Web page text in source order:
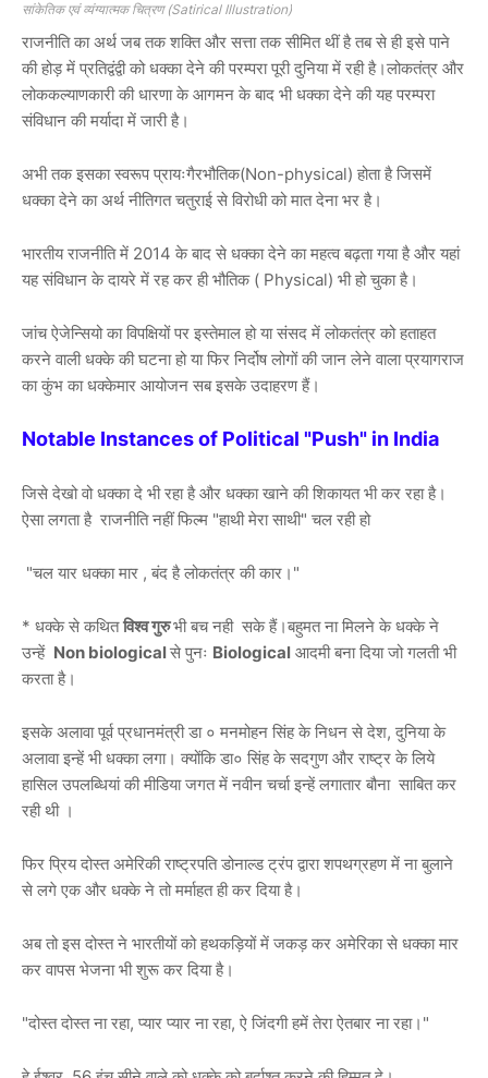
सांकेतिक एवं व्यंग्यात्मक चित्रण (Satirical Illustration)
राजनीति का अर्थ जब तक शक्ति और सत्ता तक सीमित थीं है तब से ही इसे पाने
की होड़ में प्रतिद्वंद्वी को धक्का देने की परम्परा पूरी दुनिया में रही है।लोकतंत्र और
लोककल्याणकारी की धारणा के आगमन के बाद भी धक्का देने की यह परम्परा
संविधान की मर्यादा में जारी है।
अभी तक इसका स्वरूप प्रायःगैरभौतिक(Non-physical) होता है जिसमें
धक्का देने का अर्थ नीतिगत चतुराई से विरोधी को मात देना भर है।
भारतीय राजनीति में 2014 के बाद से धक्का देने का महत्व बढ़ता गया है और यहां
यह संविधान के दायरे में रह कर ही भौतिक ( Physical) भी हो चुका है।
जांच ऐजेन्सियो का विपक्षियों पर इस्तेमाल हो या संसद में लोकतंत्र को हताहत
करने वाली धक्के की घटना हो या फिर निर्दोष लोगों की जान लेने वाला प्रयागराज
का कुंभ का धक्केमार आयोजन सब इसके उदाहरण हैं।
Notable Instances of Political "Push" in India
जिसे देखो वो धक्का दे भी रहा है और धक्का खाने की शिकायत भी कर रहा है।
ऐसा लगता है राजनीति नहीं फिल्म "हाथी मेरा साथी" चल रही हो
"चल यार धक्का मार , बंद है लोकतंत्र की कार।"
* धक्के से कथितविश्व गुरुभी बच नही सके हैं।बहुमत ना मिलने के धक्के ने
उन्हें Non biologicalसे पुनः Biological आदमी बना दिया जो गलती भी
करता है।
इसके अलावा पूर्व प्रधानमंत्री डा ० मनमोहन सिंह के निधन से देश, दुनिया के
अलावा इन्हें भी धक्का लगा। क्योंकि डा० सिंह के सदगुण और राष्ट्र के लिये
हासिल उपलब्धियां की मीडिया जगत में नवीन चर्चा इन्हें लगातार बौना साबित कर
रही थी ।
फिर प्रिय दोस्त अमेरिकी राष्ट्रपति डोनाल्ड ट्रंप द्वारा शपथग्रहण में ना बुलाने
से लगे एक और धक्के ने तो मर्माहत ही कर दिया है।
अब तो इस दोस्त ने भारतीयों को हथकड़ियों में जकड़ कर अमेरिका से धक्का मार
कर वापस भेजना भी शुरू कर दिया है।
"दोस्त दोस्त ना रहा, प्यार प्यार ना रहा, ऐ जिंदगी हमें तेरा ऐतबार ना रहा।"